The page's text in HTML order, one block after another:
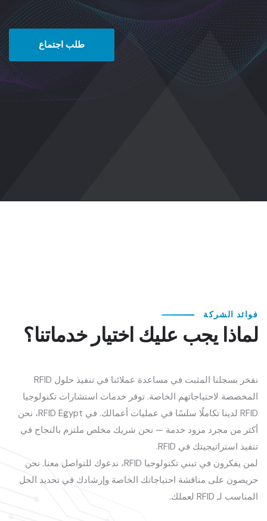
طلب اجتماع
فوائد الشركة
لماذا يجب عليك اختيار خدماتنا؟
نفخر بسجلنا المثبت في مساعدة عملائنا في تنفيذ حلول RFID
المخصصة لاحتياجاتهم الخاصة. توفر خدمات استشارات تكنولوجيا
RFID لدينا تكاملًا سلسًا في عمليات أعمالك. في RFID Egypt، نحن
أكثر من مجرد مزود خدمة — نحن شريك مخلص ملتزم بالنجاح في
تنفيذ استراتيجيتك في RFID.
لمن يفكرون في تبني تكنولوجيا RFID، ندعوك للتواصل معنا. نحن
حريصون على مناقشة احتياجاتك الخاصة وإرشادك في تحديد الحل
المناسب لـ RFID لعملك.